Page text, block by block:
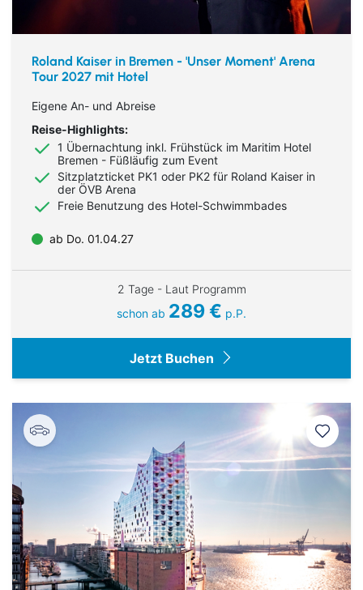
Roland Kaiser in Bremen - 'Unser Moment' Arena
Tour 2027 mit Hotel
Eigene An- und Abreise
Reise-Highlights:
1 Übernachtung inkl. Frühstück im Maritim Hotel
Bremen - Füßläufig zum Event
Sitzplatzticket PK1 oder PK2 für Roland Kaiser in
der ÖVB Arena
Freie Benutzung des Hotel-Schwimmbades
ab Do. 01.04.27
2 Tage - Laut Programm
schon ab 289 € p.P.
Jetzt Buchen